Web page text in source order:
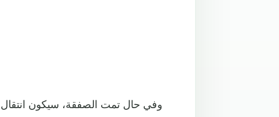
وفي حال تمت الصفقة، سيكون انتقال